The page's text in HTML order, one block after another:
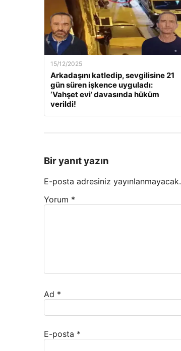
15/12/2025
Arkadaşını katledip, sevgilisine 21
gün süren işkence uyguladı:
‘Vahşet evi’ davasında hüküm
verildi!
Bir yanıt yazın
E-posta adresiniz yayınlanmayacak.
Yorum *
Ad *
E-posta *